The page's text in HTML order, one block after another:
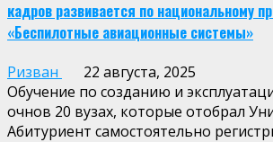
кадров развивается по национальному
«Беспилотные авиационные системы»
Ризван
22 августа, 2025
Обучение по созданию и
очнов 20 вузах, которые отобрал
Абитуриент самостоятельно